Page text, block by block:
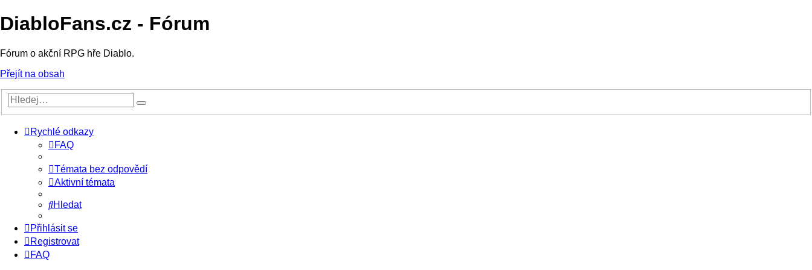
DiabloFans.cz - Fórum
Fórum o akční RPG hře Diablo.
Přejít na obsah
Rychlé odkazy
FAQ
Témata bez odpovědí
Aktivní témata
Hledat
Přihlásit se
Registrovat
FAQ